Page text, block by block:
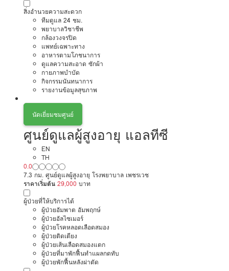
สิ่งอำนวยความสะดวก
ทีมดูแล 24 ชม.
พยาบาลวิชาชีพ
กล้องวงจรปิด
แพทย์เฉพาะทาง
อาหารตามโภชนาการ
ดูแลความสะอาด ซักผ้า
กายภาพบำบัด
กิจกรรมนันทนาการ
รายงานข้อมูลสุขภาพ
นัดเยี่ยมชมศูนย์
ศูนย์ดูแลผู้สูงอายุ แอลทีซี
EN
TH
0.0
7.3 กม. ศูนย์ดูแลผู้สูงอายุ โรงพยาบาล เพชรเวช
ราคาเริ่มต้น 29,000 บาท
ผู้ป่วยที่ให้บริการได้
ผู้ป่วยอัมพาต อัมพฤกษ์
ผู้ป่วยอัลไซเมอร์
ผู้ป่วยโรคหลอดเลือดสมอง
ผู้ป่วยติดเตียง
ผู้ป่วยเส้นเลือดสมองแตก
ผู้ป่วยที่มาพักฟื้นทำแผลกดทับ
ผู้ป่วยพักฟื้นหลังผ่าตัด